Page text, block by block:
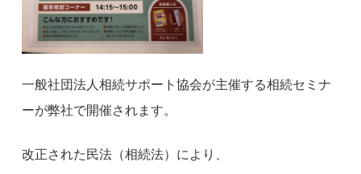
一般社団法人相続サポート協会が主催する相続セミナ
ーが弊社で開催されます。
改正された民法（相続法）により、